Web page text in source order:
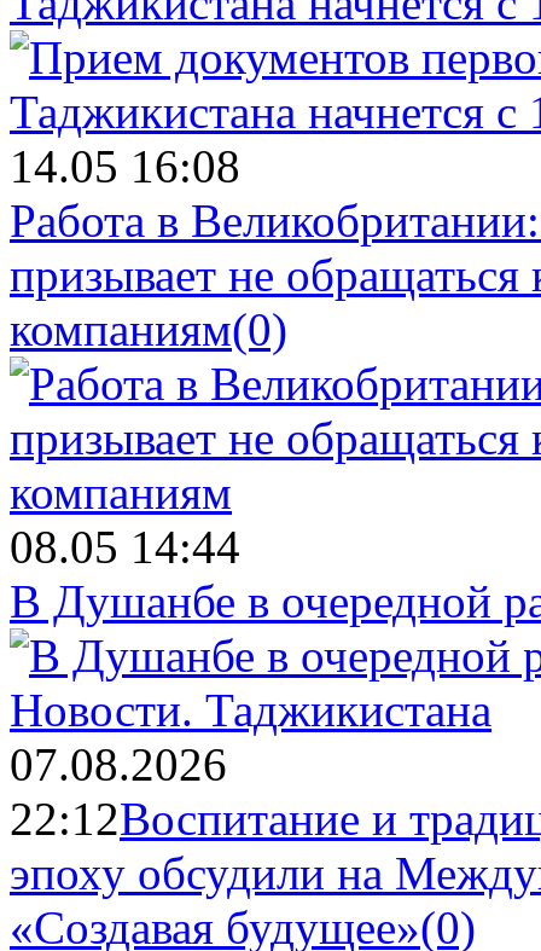
14.05 16:08
Работа в
призывает не
компаниям(0)
08.05 14:44
В Душанбе в очередной
Новости. Таджикистана
07.08.2026
22:12Воспитание и
эпоху обсудили на
«Создавая будущее»(0)